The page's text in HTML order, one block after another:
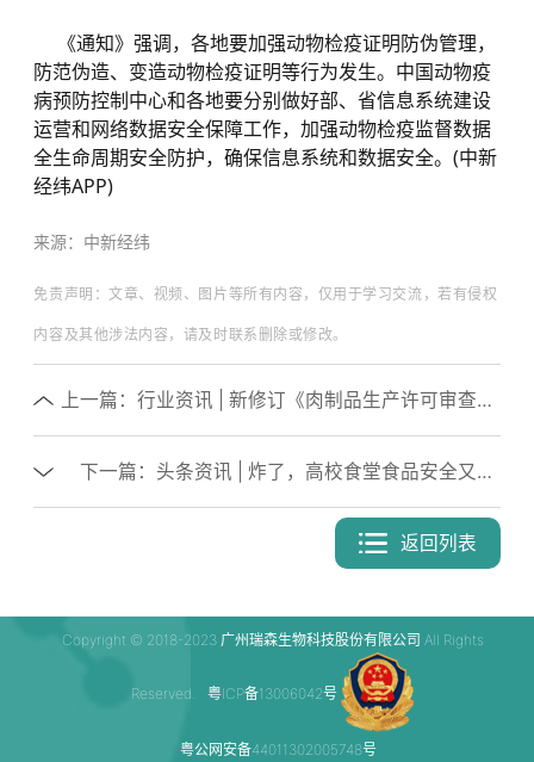
《通知》强调，各地要加强动物检疫证明防伪管理，
防范伪造、变造动物检疫证明等行为发生。中国动物疫
病预防控制中心和各地要分别做好部、省信息系统建设
运营和网络数据安全保障工作，加强动物检疫监督数据
全生命周期安全防护，确保信息系统和数据安全。(中新
经纬APP)
来源：中新经纬
免责声明：文章、视频、图片等所有内容，仅用于学习交流，若有侵权
内容及其他涉法内容，请及时联系删除或修改。
上一篇：行业资讯 | 新修订《肉制品生产许可审查细则（2023版）》，明确企业可以使用快速检测方法
下一篇：头条资讯 | 炸了，高校食堂食品安全又出大事了
返回列表
Copyright © 2018-2023 广州瑞森生物科技股份有限公司 All Rights
Reserved. 粤ICP备13006042号
粤公网安备44011302005748号